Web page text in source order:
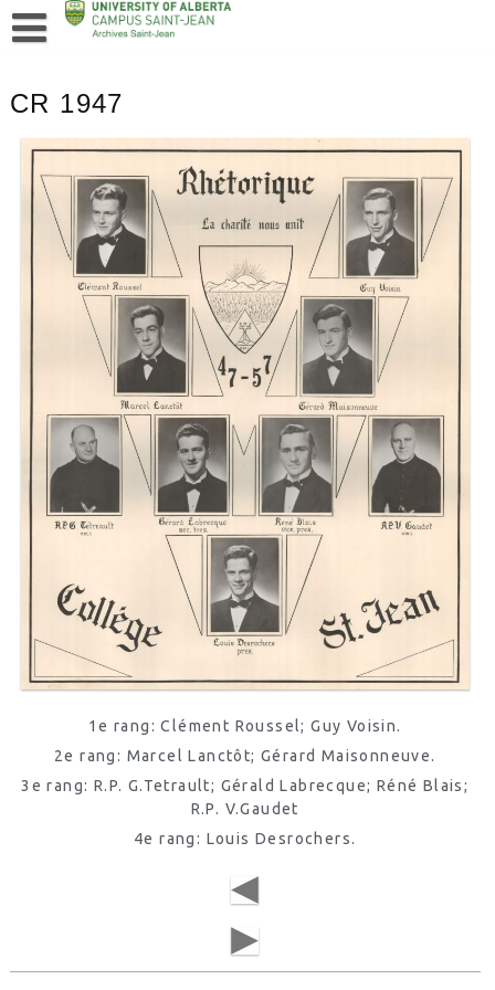
CR 1947
1e rang: Clément Roussel; Guy Voisin.
2e rang: Marcel Lanctôt; Gérard Maisonneuve.
3e rang: R.P. G.Tetrault; Gérald Labrecque; Réné Blais;
R.P. V.Gaudet
4e rang: Louis Desrochers.